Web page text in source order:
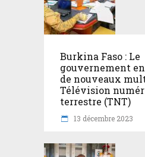
Burkina Faso : Le
gouvernement
de nouveaux
Télévision
terrestre (TNT)
13 décembre 2023